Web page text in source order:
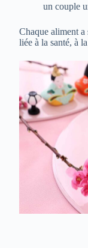
un couple
Chaque aliment
liée à la santé, à